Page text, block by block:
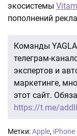
экосистемы
пополнений
Команды
телеграм-
экспертов и
маркетинге,
этот сайт.
https://t.me/
Метки:Apple, iPhone